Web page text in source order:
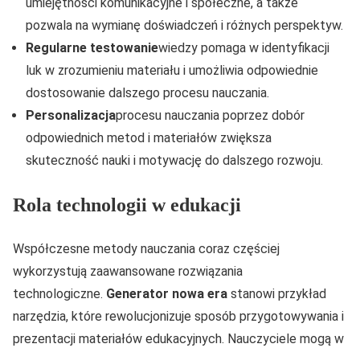
pozwala na wymianę doświadczeń i różnych perspektyw.
Regularne testowaniewiedzy pomaga w identyfikacji
luk w zrozumieniu materiału i umożliwia odpowiednie
dostosowanie dalszego procesu nauczania.
Personalizacjaprocesu nauczania poprzez dobór
odpowiednich metod i materiałów zwiększa
skuteczność nauki i motywację do dalszego rozwoju.
Rola technologii w edukacji
Współczesne metody nauczania coraz częściej
wykorzystują zaawansowane rozwiązania
technologiczne. Generator nowa era stanowi przykład
narzędzia, które rewolucjonizuje sposób przygotowywania i
prezentacji materiałów edukacyjnych. Nauczyciele mogą w